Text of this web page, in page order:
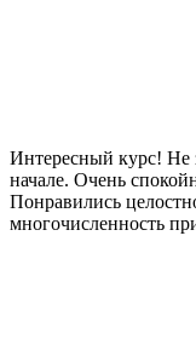
Интересный курс! Не
начале. Очень
Понравились
многочисленность